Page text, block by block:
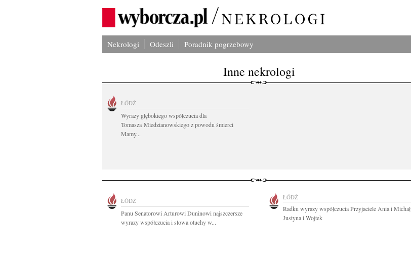
Nekrologi Odeszli Poradnik pogrzebowy
Inne nekrologi
ŁÓDŹ
Wyrazy głębokiego współczucia dla
Tomasza Miedzianowskiego z powodu śmierci
Mamy...
ŁÓDŹ
Panu Senatorowi Arturowi Duninowi najszczersze
wyrazy współczucia i słowa otuchy w...
ŁÓDŹ
Radku wyrazy współczucia Przyjaciele Ania i Michał
Justyna i Wojtek